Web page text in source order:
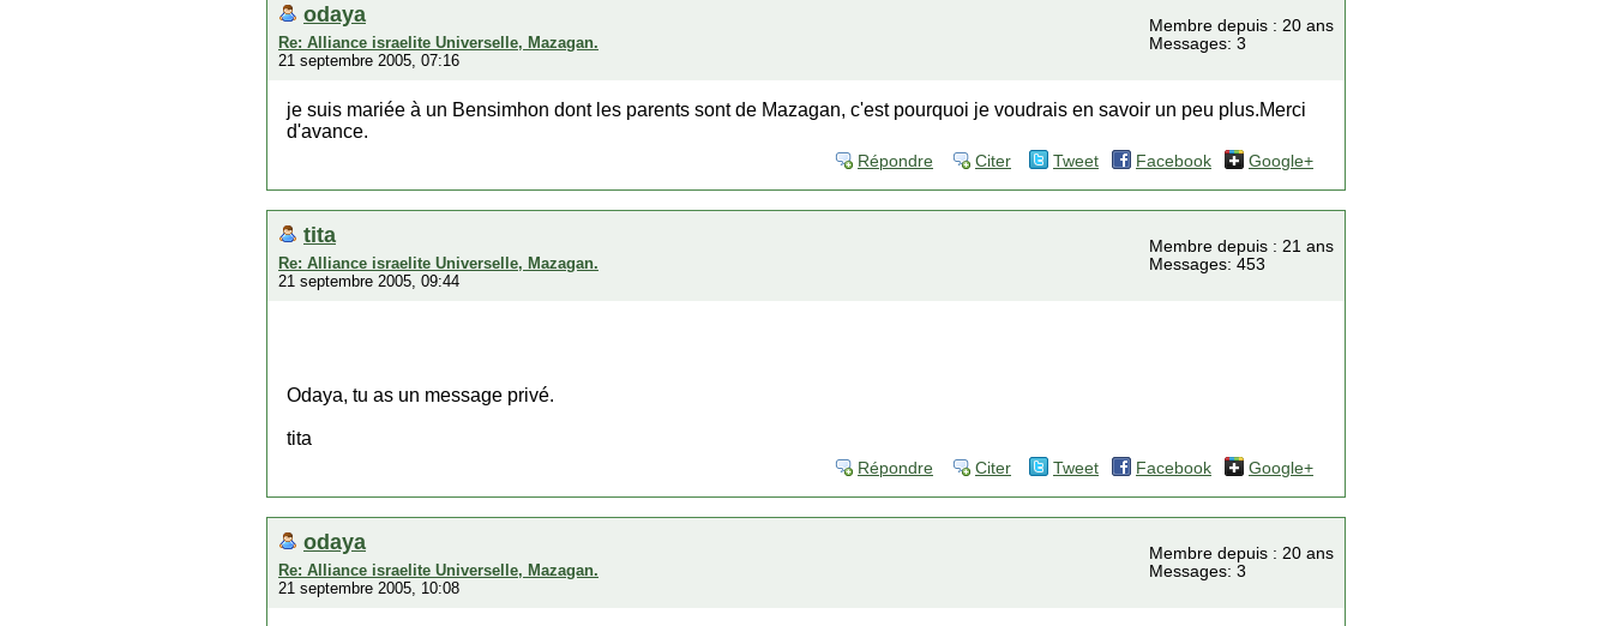
odaya
Re: Alliance israelite Universelle, Mazagan.
21 septembre 2005, 07:16
Membre depuis : 20 ans
Messages: 3
je suis mariée à un Bensimhon dont les parents sont de Mazagan, c'est pourquoi je voudrais en savoir un peu plus.Merci
d'avance.
Répondre Citer Tweet Facebook Google+
tita
Re: Alliance israelite Universelle, Mazagan.
21 septembre 2005, 09:44
Membre depuis : 21 ans
Messages: 453
Odaya, tu as un message privé.
tita
Répondre Citer Tweet Facebook Google+
odaya
Re: Alliance israelite Universelle, Mazagan.
21 septembre 2005, 10:08
Membre depuis : 20 ans
Messages: 3